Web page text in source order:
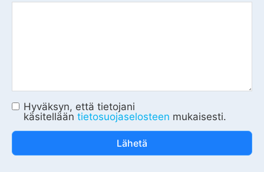
Hyväksyn, että tietojani
käsitellään tietosuojaselosteen mukaisesti.
Lähetä